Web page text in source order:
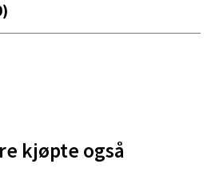
kjøpte også
Senter Sandvika
1338 Sandvika